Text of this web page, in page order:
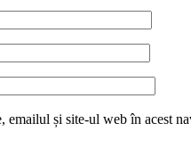
emailul și site-ul web în acest